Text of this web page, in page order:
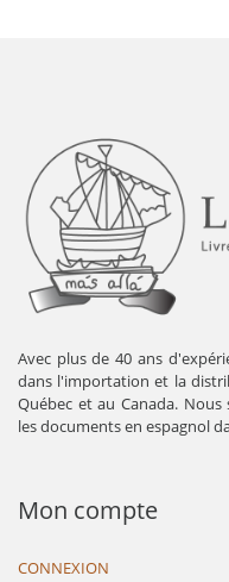
Avec plus de 40 ans
dans l'importation et la
Québec et au Canada.
les documents en espagnol
Mon compte
CONNEXION